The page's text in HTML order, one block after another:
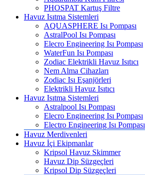
PHOSPAT Kartuş Filtre
Havuz Isıtma Sistemleri
AQUASPHERE Isı Pompası
AstralPool Isı Pompası
Elecro Engineering Isı Pompası
WaterFun Isı Pompası
Zodiac Elektrikli Havuz Isıtıcı
Nem Alma Cihazları
Zodiac Isı Eşanjörleri
Elektrikli Havuz Isıtıcı
Havuz Isıtma Sistemleri
Astralpool Isı Pompası
Elecro Engineering Isı Pompası
Electro Engineering Isı Pompası
Havuz Merdivenleri
Havuz İçi Ekipmanlar
Kripsol Havuz Skimmer
Havuz Dip Süzgeçleri
Kripsol Dip Süzgeçleri